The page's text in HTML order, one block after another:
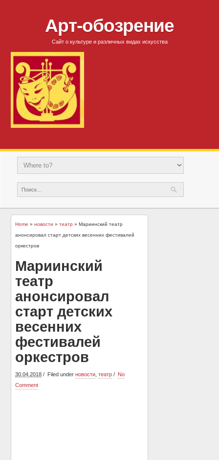
Арт-обозрение
Сайт о культуре и различных видах искусства
Home »новости »театр » Мариинский театр
анонсировал старт детских весенних фестивалей
оркестров
Мариинский
театр
анонсировал
старт детских
весенних
фестивалей
оркестров
30.04.2018 Filed underновости ,театр
No
Comment